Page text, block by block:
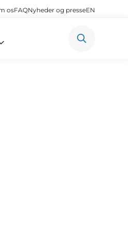
osFAQNyheder og presseEN